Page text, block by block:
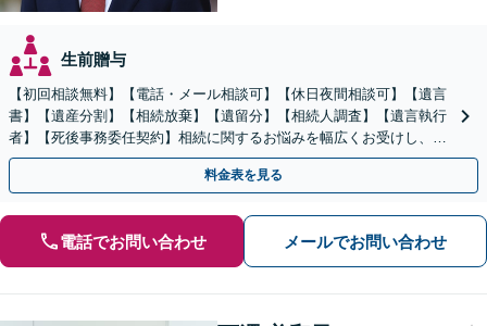
生前贈与
【初回相談無料】【電話・メール相談可】【休日夜間相談可】【遺言
書】【遺産分割】【相続放棄】【遺留分】【相続人調査】【遺言執行
者】【死後事務委任契約】相続に関するお悩みを幅広くお受けし、納
得できる相続の実現を目指します
料金表を見る
電話でお問い合わせ メールでお問い合わせ